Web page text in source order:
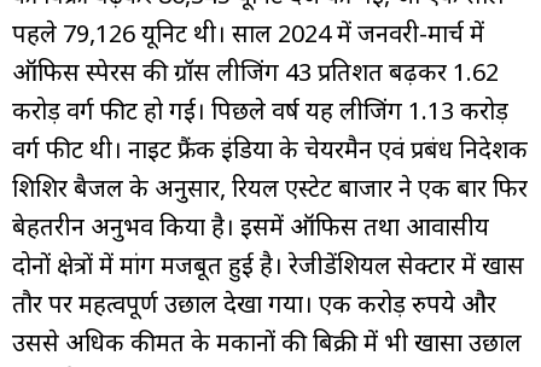
पहले 79,126 यूनिट थी। साल 2024 में जनवरी-मार्च में
ऑफिस स्पेरस की ग्रॉस लीजिंग 43 प्रतिशत बढ़कर 1.62
करोड़ वर्ग फीट हो गई। पिछले वर्ष यह लीजिंग 1.13 करोड़
वर्ग फीट थी। नाइट फ्रैंक इंडिया के चेयरमैन एवं प्रबंध निदेशक
शिशिर बैजल के अनुसार, रियल एस्टेट बाजार ने एक बार फिर
बेहतरीन अनुभव किया है। इसमें ऑफिस तथा आवासीय
दोनों क्षेत्रों में मांग मजबूत हुई है। रेजीडेंशियल सेक्टार में खास
तौर पर महत्वपूर्ण उछाल देखा गया। एक करोड़ रुपये और
उससे अधिक कीमत के मकानों की बिक्री में भी खासा उछाल